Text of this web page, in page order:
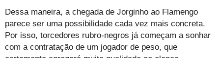
Dessa maneira, a chegada de Jorginho ao Flamengo
parece ser uma possibilidade cada vez mais concreta.
Por isso, torcedores rubro-negros já começam a sonhar
com a contratação de um jogador de peso, que